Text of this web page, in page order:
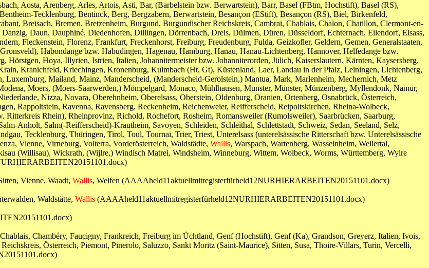
Aosta, Arenberg, Arles, Artois, Asti, Bar, (Barbelstein bzw. Berwartstein), Barr, Basel (FBtm, Hochstift), Basel (RS),
Tecklenburg, Bentinck, Berg, Bergzabern, Berwartstein, Besançon (EStift), Besançon (RS), Biel, Birkenfeld,
Breisach, Bremen, Bretzenheim, Burgund, Burgundischer Reichskreis, Cambrai, Chablais, Chalon, Chatillon, Clermont-en-
Daun, Dauphiné, Diedenhofen, Dillingen, Dörrenbach, Dreis, Dülmen, Düren, Düsseldorf, Echternach, Eilendorf, Elsass,
Fleckenstein, Florenz, Frankfurt, Freckenhorst, Freiburg, Freudenburg, Fulda, Geizkofler, Geldern, Gemen, Generalstaaten,
Habondange bzw. Habudingen, Hagenau, Hamburg, Hanau, Hanau-Lichtenberg, Hannover, Helfedange bzw.
Hoya, Illyrien, Istrien, Italien, Johannitermeister bzw. Johanniterorden, Jülich, Kaiserslautern, Kärnten, Kaysersberg,
Kranichfeld, Kriechingen, Kronenburg, Kulmbach (Ht, Gt), Küstenland, Laer, Landau in der Pfalz, Leiningen, Lichtenberg,
Mailand, Mainz, Manderscheid, (Manderscheid-Gerolstein,) Mantua, Mark, Marlenheim, Mechernich, Metz
Moers, (Moers-Saarwerden,) Mömpelgard, Monaco, Mühlhausen, Munster, Münster, Münzenberg, Myllendonk, Namur,
Nizza, Novara, Oberehnheim, Oberelsass, Oberstein, Oldenburg, Oranien, Ortenberg, Osnabrück, Österreich,
Rappoltstein, Ravenna, Ravensberg, Reckenheim, Reichenweier, Reifferscheid, Reipoltskirchen, Rheina-Wolbeck,
Rhein), Rheinprovinz, Richold, Rochefort, Rosheim, Romansweiler (Rumolsweiler), Saarbrücken, Saarburg,
Anholt, Salm(-Reifferscheid)-Krautheim, Savoyen, Schleiden, Schleithal, Schlettstadt, Schweiz, Sedan, Seeland, Selz,
Tecklenburg, Thüringen, Tirol, Toul, Tournai, Trier, Triest, Unterelsass (unterelsässische Ritterschaft bzw. Unterelsässische
Vienne, Virneburg, Volterra, Vorderösterreich, Waldstädte, Wallis, Warspach, Wartenberg, Wasselnheim, Weilertal,
(Willisau), Wickrath, (Wijlre,) Windisch Matrei, Windsheim, Winneburg, Wittem, Wolbeck, Worms, Württemberg, Wylre
Vienne, Waadt, Wallis, Welfen (AAAAheld11aktuellmitregisterfürheld12NURHIERARBEITEN20151101.docx)
Waldstätte, Wallis (AAAAheld11aktuellmitregisterfürheld12NURHIERARBEITEN20151101.docx)
Chambéry, Faucigny, Frankreich, Freiburg im Üchtland, Genf (Hochstift), Genf (Ka), Grandson, Greyerz, Italien, Ivois,
Österreich, Piemont, Pinerolo, Saluzzo, Sankt Moritz (Saint-Maurice), Sitten, Susa, Thoire-Villars, Turin, Vercelli,